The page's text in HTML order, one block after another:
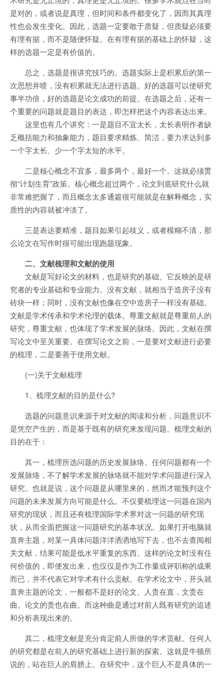
是对的，或者说是真理，但时间和条件都变化了，因而其真理
性也会发生变化。因此，选题一定要敢于质疑，但质疑必须要
有理有据，而不是随便怀疑。在有理有据的基础上的怀疑，这
样的选题一定是有价值的。
总之，选题是很讲究技巧的。选题实际上是积累后的第一
次思想井喷，没有积累就无法进行选题。好的选题可以使研究
事半功倍，好的选题是论文成功的前提。在选题之后，还有一
个重要的问题就是题目的表达，即怎样把这个内容表达出来。
这里也有几个讲究：一是题目不宜太长，太长表明作者缺
乏概括能力和抽象能力，题目要求精炼、简洁，要力求达到多
一个字太长、少一个字太短的水平。
二是核心概念不宜多，最多两个，最好一个。这就必须贯
彻“计划生育”政策。核心概念超过两个，论文到底研究什么就
非常难把握了，而且概念太多通篇很可能就是在解释概念，实
质性的内容就被冲淡了。
三是表达要精准，题目如果引起歧义，或者模糊不清，那
么论文在写作时很可能出现跑题现象。
二、文献梳理和文献的使用
文献是写好论文的材料，也是研究的基础。它反映的是研
究者的专业基础和专业能力。没有文献，就相当于造房子没有
砖块一样；同时，没有文献也像在空中造房子一样没有基础。
文献是学术传承和学术伦理的载体。尊重文献就是尊重前人的
研究，尊重文献，也体现了学术发展的脉络。因此，文献在撰
写论文中至关重要。在撰写论文之前，一是要对文献进行必要
的梳理，二是要善于使用文献。
(一)关于文献梳理
1、梳理文献的目的是什么?
选题的问题意识来源于对文献的阅读和分析，问题意识不
是凭空产生的，而是基于既有的研究来发现问题。梳理文献的
目的在于：
其一，梳理所选问题的历史发展脉络。任何问题都有一个
发展脉络，不了解学术发展的脉络就不能对学术问题进行深入
研究。也就是说，这个问题是从哪里来的，然而才能预判这个
问题的未来发展方向可能是什么。不仅要梳理这一问题在国内
研究的现状，而且还有梳理国际学术界对这一问题的研究现
状，从而全面把握这一问题研究的基本状况。如果打开电脑就
直奔主题，对某一具体问题洋洋洒洒地写下去，也不去查阅相
关文献，结果可能是低水平重复的东西。这样的论文时没有任
何价值的，即便发出来，也仅仅是作为工作量或评职称的成果
而已，并不代表它对学术有什么贡献。在学术论文中，开头就
直奔主题的论文，一般都不是好的论文。人贵在直，文贵在
曲。论文的贵也在曲。而这种曲是通过对前人既有研究的追述
和分析表现出来的。
其二，梳理文献是充分肯定前人所做的学术贡献。任何人
的研究都是在前人的研究基础上进行新的探索。这就是牛顿所
说的，站在巨人的肩膀上。在研究中，这个巨人不是具体的一